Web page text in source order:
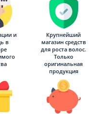
и
в
Крупнейший
магазин средств
для роста волос.
Только
оригинальная
продукция